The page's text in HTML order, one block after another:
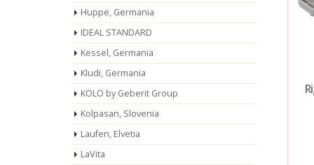
Huppe, Germania
IDEAL STANDARD
Kessel, Germania
Kludi, Germania
KOLO by Geberit Group
Kolpasan, Slovenia
Laufen, Elvetia
LaVita